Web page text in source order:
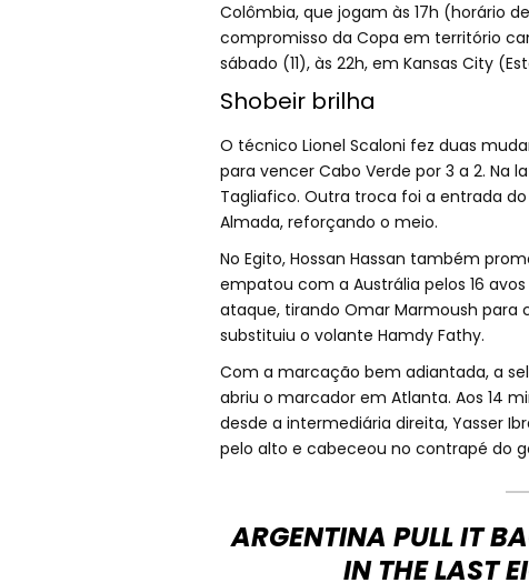
Colômbia, que jogam às 17h (horário
compromisso da Copa em território
sábado (11), às 22h, em Kansas City
Shobeir brilha
O técnico Lionel Scaloni fez duas
para vencer Cabo Verde por 3 a 2. Na
Tagliafico. Outra troca foi a entrada
Almada, reforçando o meio.
No Egito, Hossan Hassan também
empatou com a Austrália pelos 16
ataque, tirando Omar Marmoush para
substituiu o volante Hamdy Fathy.
Com a marcação bem adiantada, a
abriu o marcador em Atlanta. Aos 14
desde a intermediária direita, Yasser
pelo alto e cabeceou no contrapé do
ARGENTINA PULL IT
IN THE LAST